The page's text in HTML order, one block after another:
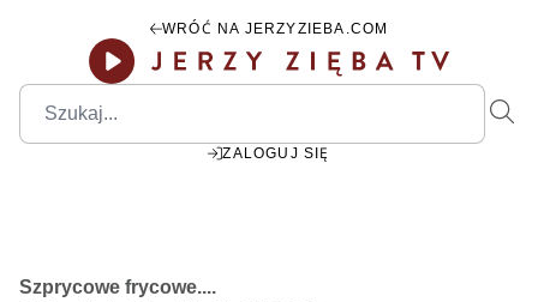
WRÓĆ NA JERZYZIEBA.COM
ZALOGUJ SIĘ
Szprycowe frycowe....